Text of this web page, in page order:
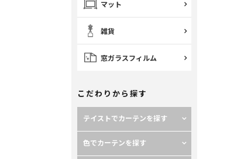
マット
雑貨
窓ガラスフィルム
こだわりから探す
テイストでカーテンを探す
色でカーテンを探す